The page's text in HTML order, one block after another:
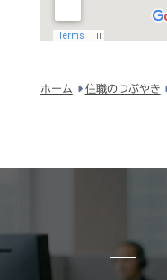
ホーム 住職のつぶやき